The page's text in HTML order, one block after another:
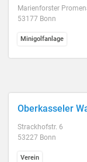
Marienforster
53177 Bonn
Minigolfanlage
Oberkasseler
Strackhofstr. 6
53227 Bonn
Verein